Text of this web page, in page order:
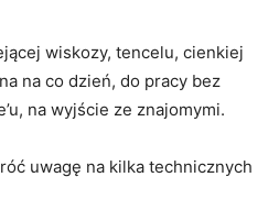
wiskozy, tencelu, cienkiej
na co dzień, do pracy bez
na wyjście ze znajomymi.
uwagę na kilka technicznych